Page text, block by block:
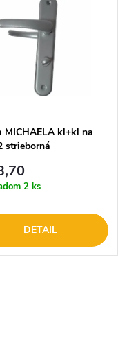
MICHAELA kl+kl na
strieborná
2 ks
DETAIL